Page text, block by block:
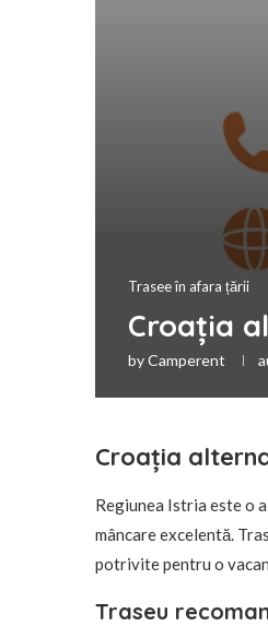
Trasee în afara țării
Croația
byCamperent
Croația
Regiunea Istria este o
mâncare excelentă.
potrivite pentru o
Traseu